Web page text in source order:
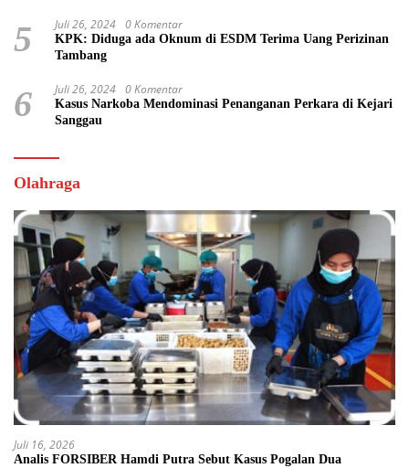
5 Juli 26, 2024 0 Komentar
KPK: Diduga ada Oknum di ESDM Terima Uang Perizinan
Tambang
6 Juli 26, 2024 0 Komentar
Kasus Narkoba Mendominasi Penanganan Perkara di Kejari
Sanggau
Olahraga
Juli 16, 2026
Analis FORSIBER Hamdi Putra Sebut Kasus Pogalan Dua